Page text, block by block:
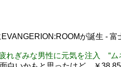
が誕生 -
れぎみな男性に元気を注入 “